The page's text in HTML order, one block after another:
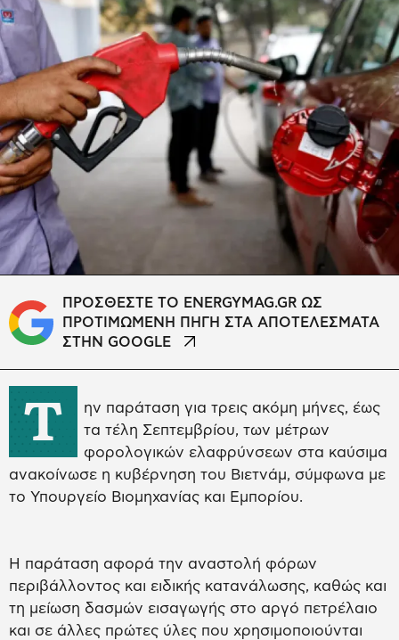
ΠΡΟΣΘΕΣΤΕ ΤΟ ENERGYMAG.GR ΩΣ
ΠΡΟΤΙΜΩΜΕΝΗ ΠΗΓΗ ΣΤΑ ΑΠΟΤΕΛΕΣΜΑΤΑ
ΣΤΗΝ GOOGLE
Τ
ην παράταση για τρεις ακόμη μήνες, έως
τα τέλη Σεπτεμβρίου, των μέτρων
φορολογικών ελαφρύνσεων στα καύσιμα
ανακοίνωσε η κυβέρνηση του Βιετνάμ, σύμφωνα με
το Υπουργείο Βιομηχανίας και Εμπορίου.
Η παράταση αφορά την αναστολή φόρων
περιβάλλοντος και ειδικής κατανάλωσης, καθώς και
τη μείωση δασμών εισαγωγής στο αργό πετρέλαιο
και σε άλλες πρώτες ύλες που χρησιμοποιούνται